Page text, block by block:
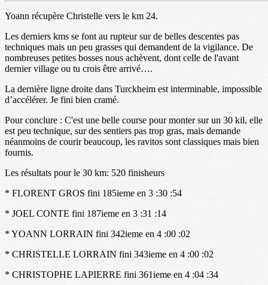
Yoann récupère Christelle vers le km 24.
Les derniers kms se font au rupteur sur de belles descentes pas
techniques mais un peu grasses qui demandent de la vigilance. De
nombreuses petites bosses nous achèvent, dont celle de l'avant
dernier village ou tu crois être arrivé….
La dernière ligne droite dans Turckheim est interminable, impossible
d’accélérer. Je fini bien cramé.
Pour conclure : C'est une belle course pour monter sur un 30 kil, elle
est peu technique, sur des sentiers pas trop gras, mais demande
néanmoins de courir beaucoup, les ravitos sont classiques mais bien
fournis.
Les résultats pour le 30 km: 520 finisheurs
* FLORENT GROS fini 185ieme en 3 :30 :54
* JOEL CONTE fini 187ieme en 3 :31 :14
* YOANN LORRAIN fini 342ieme en 4 :00 :02
* CHRISTELLE LORRAIN fini 343ieme en 4 :00 :02
* CHRISTOPHE LAPIERRE fini 361ieme en 4 :04 :34